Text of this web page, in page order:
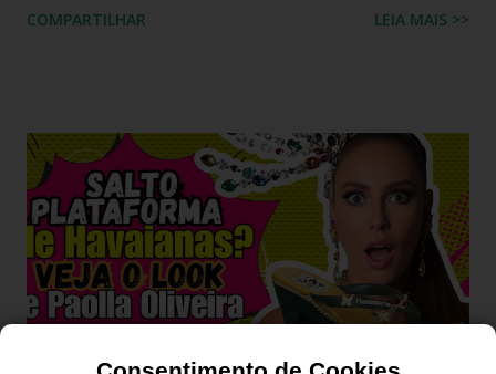
riqueza cultural do Nordeste brasileiro, o Chinelo
verdadeira declaração de estilo e arte. Você já imaginou
carregar na sola dos seus pés uma tradição que é
transmitida de geração em geração pelas artesãs do sertão
alagoano? O grande segredo deste lançamento está na
habilidade de traduzir a identidade cultural brasileira em um
acessório de moda contemporâneo, sem perder a essência
união perfeita entre a tradição nordestina e a modernidade
COMPARTILHAR LEIA MAIS >>